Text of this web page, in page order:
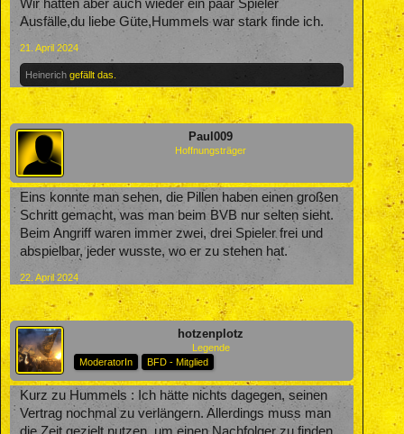
Wir hatten aber auch wieder ein paar Spieler
Ausfälle,du liebe Güte,Hummels war stark finde ich.
21. April 2024
Heinerich gefällt das.
Paul009
Hoffnungsträger
Eins konnte man sehen, die Pillen haben einen großen
Schritt gemacht, was man beim BVB nur selten sieht.
Beim Angriff waren immer zwei, drei Spieler frei und
abspielbar, jeder wusste, wo er zu stehen hat.
22. April 2024
hotzenplotz
Legende
ModeratorIn
BFD - Mitglied
Kurz zu Hummels : Ich hätte nichts dagegen, seinen
Vertrag nochmal zu verlängern. Allerdings muss man
die Zeit gezielt nutzen, um einen Nachfolger zu finden.